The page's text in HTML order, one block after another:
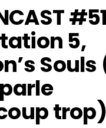
5,
Souls
trop)